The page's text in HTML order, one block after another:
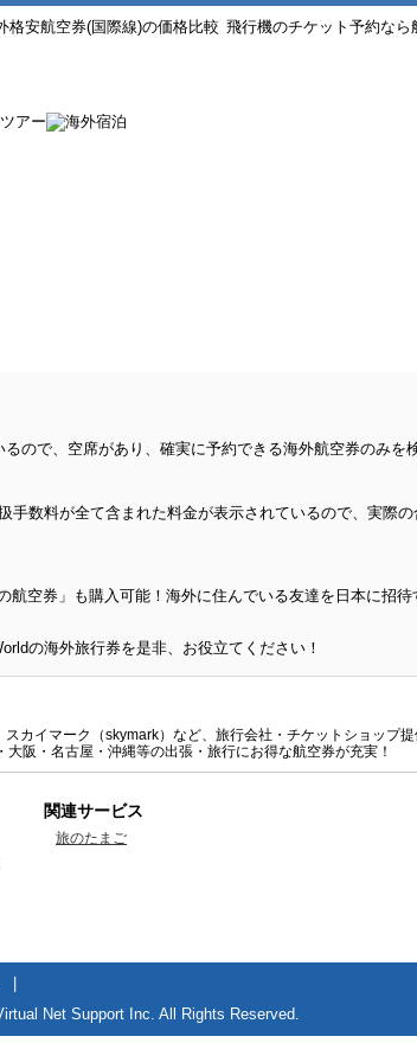
格安航空券(国際線)の価格比較 飛行機のチケット予約な
ので、空席があり、確実に予約できる海外航空券のみを
数料が全て含まれた料金が表示されているので、実際
空券」も購入可能！海外に住んでいる友達を日本に招
カイマーク（skymark）など、旅行会社・チケットショップ
阪・名古屋・沖縄等の出張・旅行にお得な航空券が充実！
関連サービス
旅のたまご
Net Support Inc. All Rights Reserved.